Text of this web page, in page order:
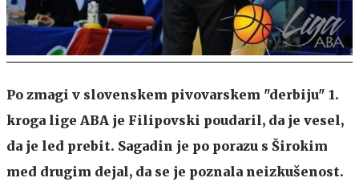
Po zmagi v slovenskem pivovarskem "derbiju" 1.
kroga lige ABA je Filipovski poudaril, da je vesel,
da je led prebit. Sagadin je po porazu s Širokim
med drugim dejal, da se je poznala neizkušenost.